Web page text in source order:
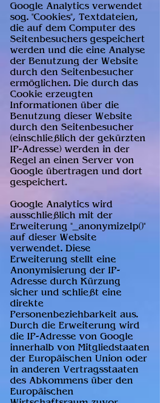
Google Analytics verwendet
sog. "Cookies", Textdateien,
die auf dem Computer des
Seitenbesuchers gespeichert
werden und die eine Analyse
der Benutzung der Website
durch den Seitenbesucher
ermöglichen. Die durch das
Cookie erzeugten
Informationen über die
Benutzung dieser Website
durch den Seitenbesucher
(einschließlich der gekürzten
IP-Adresse) werden in der
Regel an einen Server von
Google übertragen und dort
gespeichert.
Google Analytics wird
ausschließlich mit der
Erweiterung "_anonymizeIp()"
auf dieser Website
verwendet. Diese
Erweiterung stellt eine
Anonymisierung der IP-
Adresse durch Kürzung
sicher und schließt eine
direkte
Personenbeziehbarkeit aus.
Durch die Erweiterung wird
die IP-Adresse von Google
innerhalb von Mitgliedstaaten
der Europäischen Union oder
in anderen Vertragsstaaten
des Abkommens über den
Europäischen